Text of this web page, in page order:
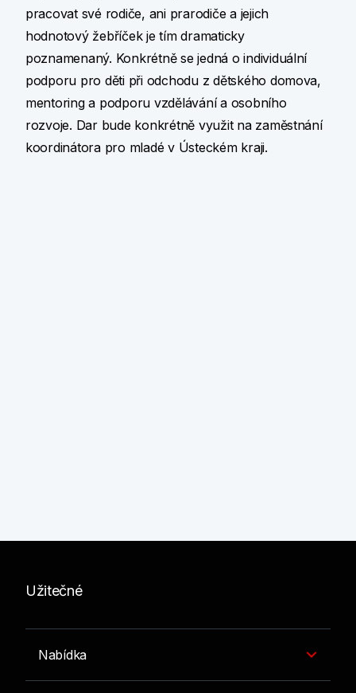
pracovat své rodiče, ani prarodiče a jejich
hodnotový žebříček je tím dramaticky
poznamenaný. Konkrétně se jedná o individuální
podporu pro děti při odchodu z dětského domova,
mentoring a podporu vzdělávání a osobního
rozvoje. Dar bude konkrétně využit na zaměstnání
koordinátora pro mladé v Ústeckém kraji.
Užitečné
Nabídka